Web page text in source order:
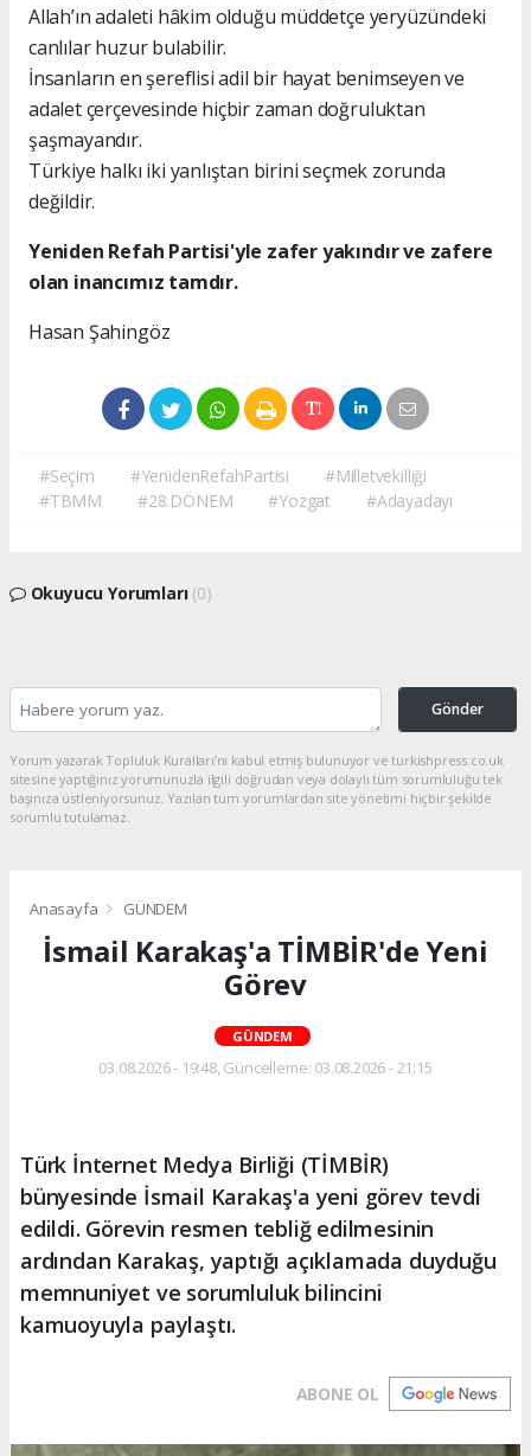
Allah’ın adaleti hâkim olduğu müddetçe yeryüzündeki
canlılar huzur bulabilir.
İnsanların en şereflisi adil bir hayat benimseyen ve
adalet çerçevesinde hiçbir zaman doğruluktan
şaşmayandır.
Türkiye halkı iki yanlıştan birini seçmek zorunda
değildir.
Yeniden Refah Partisi'yle zafer yakındır ve zafere
olan inancımız tamdır.
Hasan Şahingöz
#Seçim #YenidenRefahPartisi
#Milletvekilliği
#TBMM
#28.DÖNEM #Yozgat #Adayadayı
Okuyucu Yorumları (0)
Gönder
Yorum yazarak Topluluk Kuralları’nı kabul etmiş bulunuyor ve turkishpress.co.uk
sitesine yaptığınız yorumunuzla ilgili doğrudan veya dolaylı tüm sorumluluğu tek
başınıza üstleniyorsunuz. Yazılan tüm yorumlardan site yönetimi hiçbir şekilde
sorumlu tutulamaz.
Anasayfa GÜNDEM
İsmail Karakaş'a TİMBİR'de Yeni
Görev
GÜNDEM
03.08.2026 - 19:48, Güncelleme: 03.08.2026 - 21:15
Türk İnternet Medya Birliği (TİMBİR)
bünyesinde İsmail Karakaş'a yeni görev tevdi
edildi. Görevin resmen tebliğ edilmesinin
ardından Karakaş, yaptığı açıklamada duyduğu
memnuniyet ve sorumluluk bilincini
kamuoyuyla paylaştı.
ABONE OL